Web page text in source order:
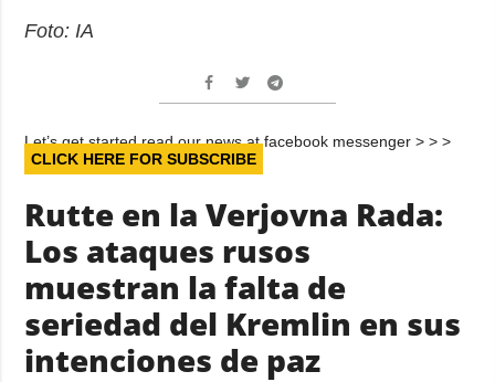
Foto: IA
Let’s get started read our news at facebook messenger > > >
CLICK HERE FOR SUBSCRIBE
Rutte en la Verjovna Rada:
Los ataques rusos
muestran la falta de
seriedad del Kremlin en sus
intenciones de paz